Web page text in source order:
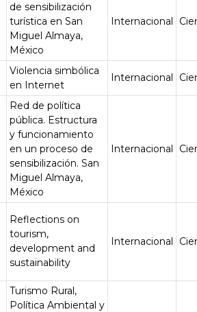
de sensibilización
turística en San
Miguel Almaya,
México
Internacional
Violencia simbólica
en Internet
Internacional
Red de política
pública. Estructura
y funcionamiento
en un proceso de
sensibilización. San
Miguel Almaya,
México
Internacional
Reflections on
tourism,
development and
sustainability
Internacional
Turismo Rural,
Política Ambiental y